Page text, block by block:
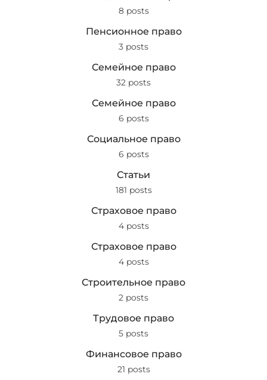
8 posts
Пенсионное право
3 posts
Семейное право
32 posts
Семейное право
6 posts
Социальное право
6 posts
Статьи
181 posts
Страховое право
4 posts
Страховое право
4 posts
Строительное право
2 posts
Трудовое право
5 posts
Финансовое право
21 posts